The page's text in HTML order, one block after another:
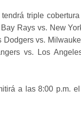
triple
Rays vs. New
Dodgers vs.
vs. Los
a las 8:00 p.m.